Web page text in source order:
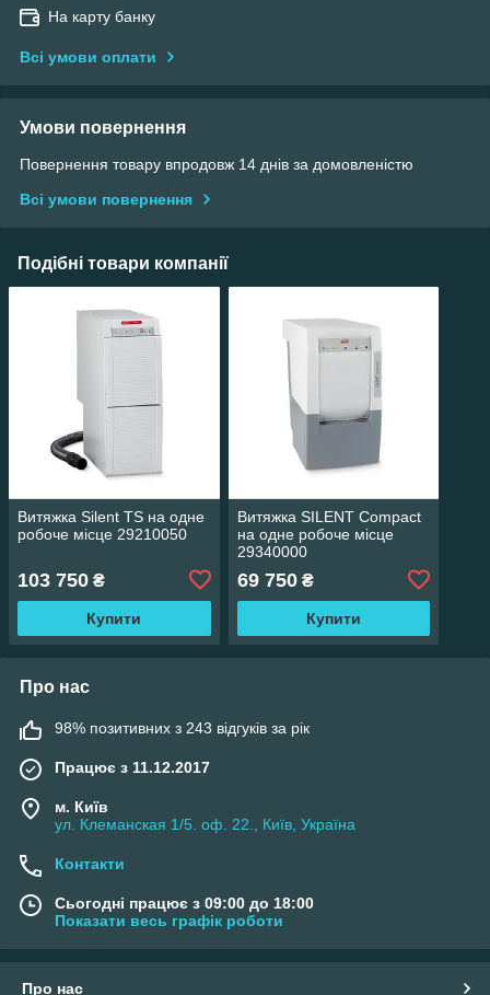
На карту банку
Всі умови оплати
Умови повернення
Повернення товару впродовж 14 днів за домовленістю
Всі умови повернення
Подібні товари компанії
Витяжка Silent TS на одне
робоче місце 29210050
103 750 ₴
Купити
Витяжка SILENT Compact
на одне робоче місце
29340000
69 750₴
Купити
Про нас
98% позитивних з 243 відгуків за рік
Працює з 11.12.2017
м. Київ
ул. Клеманская 1/5. оф. 22., Київ, Україна
Контакти
Сьогодні працює з 09:00 до 18:00
Показати весь графік роботи
Про нас